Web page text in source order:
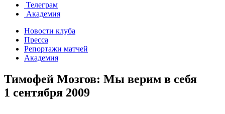
Телеграм
Академия
Новости клуба
Пресса
Репортажи матчей
Академия
Тимофей Мозгов: Мы верим в себя
1 сентября 2009